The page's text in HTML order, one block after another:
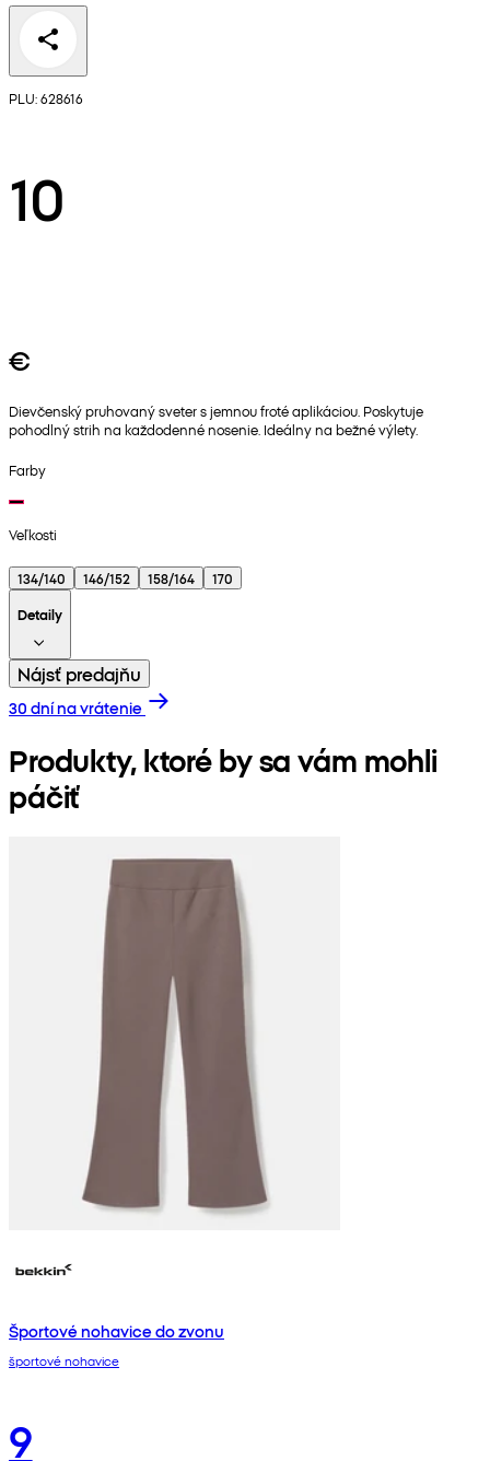
PLU: 628616
10
€
Dievčenský pruhovaný sveter s jemnou froté aplikáciou. Poskytuje
pohodlný strih na každodenné nosenie. Ideálny na bežné výlety.
Farby
Veľkosti
134/140 146/152 158/164
170
Detaily
Nájsť predajňu
30 dní na vrátenie
Produkty, ktoré by sa vám mohli
páčiť
Športové nohavice do zvonu
športové nohavice
9